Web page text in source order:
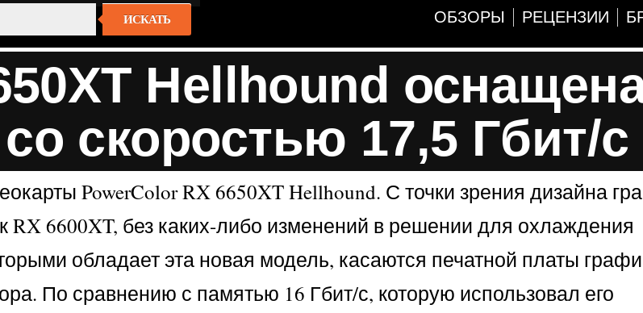
ИСКАТЬ ОБЗОРЫ РЕЦЕНЗИИ
Hellhound
скоростью 17,5 Гбит/с
PowerColor RX 6650XT Hellhound. С точки зрения дизайна
RX 6600XT, без каких-либо изменений в решении для охлаждения
обладает эта новая модель, касаются печатной платы
По сравнению с памятью 16 Гбит/с, которую использовал его